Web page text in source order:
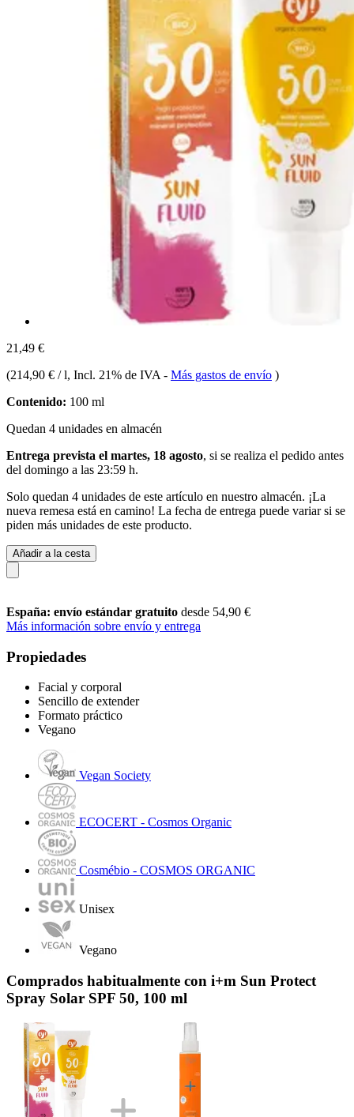
21,49 €
(214,90 € / l, Incl. 21% de IVA - Más gastos de envío )
Contenido: 100 ml
Quedan 4 unidades en almacén
Entrega prevista el martes, 18 agosto, si se realiza el pedido antes
del domingo a las 23:59 h.
Solo quedan 4 unidades de este artículo en nuestro almacén. ¡La
nueva remesa está en camino! La fecha de entrega puede variar si se
piden más unidades de este producto.
Añadir a la cesta
España: envío estándar gratuito desde 54,90 €
Más información sobre envío y entrega
Propiedades
Facial y corporal
Sencillo de extender
Formato práctico
Vegano
Vegan Society
ECOCERT - Cosmos Organic
Cosmébio - COSMOS ORGANIC
Unisex
Vegano
Comprados habitualmente con i+m Sun Protect
Spray Solar SPF 50, 100 ml